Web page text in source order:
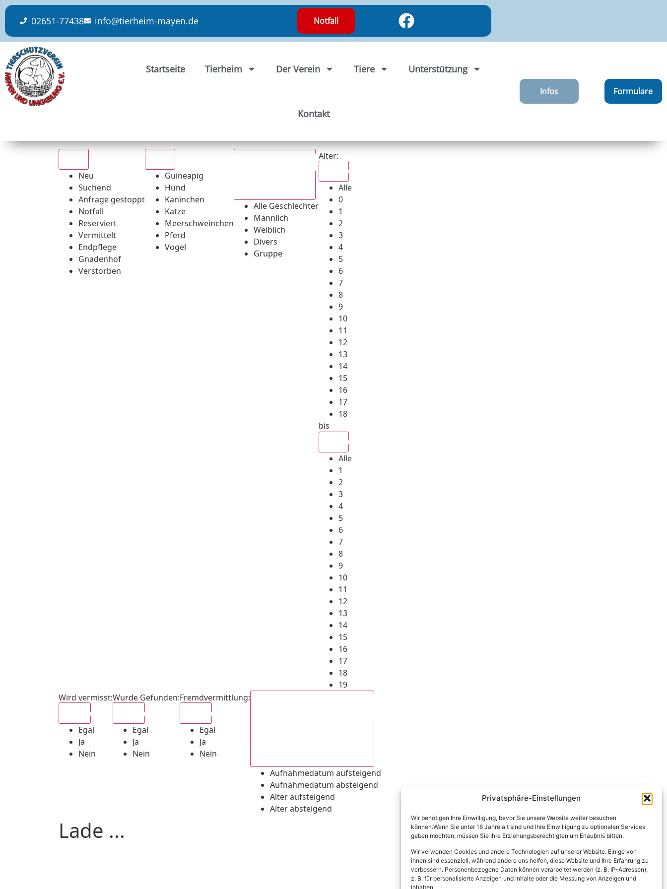
Privatsphäre-Einstellungen
Wir benötigen Ihre Einwilligung, bevor Sie unsere Website weiter besuchen
können.Wenn Sie unter 16 Jahre alt sind und Ihre Einwilligung zu optionalen Services
geben möchten, müssen Sie Ihre Erziehungsberechtigten um Erlaubnis bitten.
Wir verwenden Cookies und andere Technologien auf unserer Website. Einige von
ihnen sind essenziell, während andere uns helfen, diese Website und Ihre Erfahrung zu
verbessern. Personenbezogene Daten können verarbeitet werden (z. B. IP-Adressen),
z. B. für personalisierte Anzeigen und Inhalte oder die Messung von Anzeigen und
Inhalten.
content
02651-77438 info@tierheim-mayen.de Notfall
Startseite Tierheim Der Verein Tiere Unterstützung
Kontakt
Infos Formulare
Neu
Suchend
Anfrage gestoppt
Notfall
Reserviert
Vermittelt
Endpflege
Gnadenhof
Verstorben
Guineapig
Hund
Kaninchen
Katze
Meerschweinchen
Pferd
Vogel
Alle Geschlechter
Männlich
Weiblich
Divers
Gruppe
Alter:
Alle
0
1
2
3
4
5
6
7
8
9
10
11
12
13
14
15
16
17
18
bis
Alle
1
2
3
4
5
6
7
8
9
10
11
12
13
14
15
16
17
18
19
Wird vermisst:
Egal
Ja
Nein
Wurde Gefunden:
Egal
Ja
Nein
Fremdvermittlung:
Egal
Ja
Nein
Aufnahmedatum aufsteigend
Aufnahmedatum absteigend
Alter aufsteigend
Alter absteigend
Lade ...